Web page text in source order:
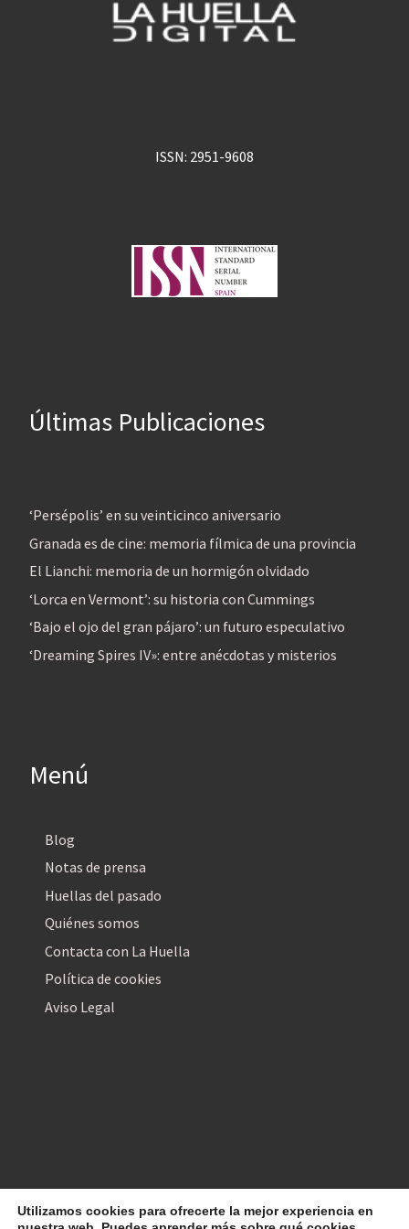
ISSN: 2951-9608
Últimas Publicaciones
‘Persépolis’ en su veinticinco aniversario
Granada es de cine: memoria fílmica de una provincia
El Lianchi: memoria de un hormigón olvidado
‘Lorca en Vermont’: su historia con Cummings
‘Bajo el ojo del gran pájaro’: un futuro especulativo
‘Dreaming Spires IV»: entre anécdotas y misterios
Menú
Blog
Notas de prensa
Huellas del pasado
Quiénes somos
Contacta con La Huella
Política de cookies
Aviso Legal
La Huella Digital
Utilizamos cookies para ofrecerte la mejor experiencia en